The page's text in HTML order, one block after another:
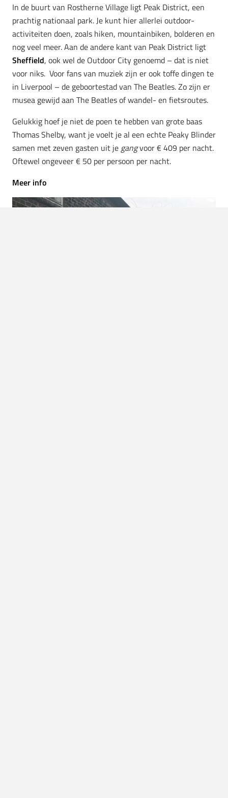
In de buurt van Rostherne Village ligt Peak District, een
prachtig nationaal park. Je kunt hier allerlei outdoor-
activiteiten doen, zoals hiken, mountainbiken, bolderen en
nog veel meer. Aan de andere kant van Peak District ligt
Sheffield, ook wel de Outdoor City genoemd – dat is niet
voor niks. Voor fans van muziek zijn er ook toffe dingen te
in Liverpool – de geboortestad van The Beatles. Zo zijn er
musea gewijd aan The Beatles of wandel- en fietsroutes.
Gelukkig hoef je niet de poen te hebben van grote baas
Thomas Shelby, want je voelt je al een echte Peaky Blinder
samen met zeven gasten uit jegangvoor € 409 per nacht.
Oftewel ongeveer € 50 per persoon per nacht.
Meer info